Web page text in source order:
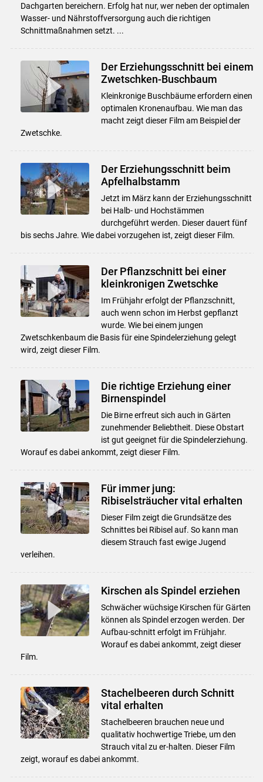
Dachgarten bereichern. Erfolg hat nur, wer neben der optimalen
Wasser- und Nährstoffversorgung auch die richtigen
Schnittmaßnahmen setzt. ...
Der Erziehungsschnitt bei einem
Zwetschken-Buschbaum
Kleinkronige Buschbäume erfordern einen
optimalen Kronenaufbau. Wie man das
macht zeigt dieser Film am Beispiel der
Zwetschke.
Der Erziehungsschnitt beim
Apfelhalbstamm
Jetzt im März kann der Erziehungsschnitt
bei Halb- und Hochstämmen
durchgeführt werden. Dieser dauert fünf
bis sechs Jahre. Wie dabei vorzugehen ist, zeigt dieser Film.
Der Pflanzschnitt bei einer
kleinkronigen Zwetschke
Im Frühjahr erfolgt der Pflanzschnitt,
auch wenn schon im Herbst gepflanzt
wurde. Wie bei einem jungen
Zwetschkenbaum die Basis für eine Spindelerziehung gelegt
wird, zeigt dieser Film.
Die richtige Erziehung einer
Birnenspindel
Die Birne erfreut sich auch in Gärten
zunehmender Beliebtheit. Diese Obstart
ist gut geeignet für die Spindelerziehung.
Worauf es dabei ankommt, zeigt dieser Film.
Für immer jung:
Ribiselsträucher vital erhalten
Dieser Film zeigt die Grundsätze des
Schnittes bei Ribisel auf. So kann man
diesem Strauch fast ewige Jugend
verleihen.
Kirschen als Spindel erziehen
Schwächer wüchsige Kirschen für Gärten
können als Spindel erzogen werden. Der
Aufbau-schnitt erfolgt im Frühjahr.
Worauf es dabei ankommt, zeigt dieser
Film.
Stachelbeeren durch Schnitt
vital erhalten
Stachelbeeren brauchen neue und
qualitativ hochwertige Triebe, um den
Strauch vital zu er-halten. Dieser Film
zeigt, worauf es dabei ankommt.